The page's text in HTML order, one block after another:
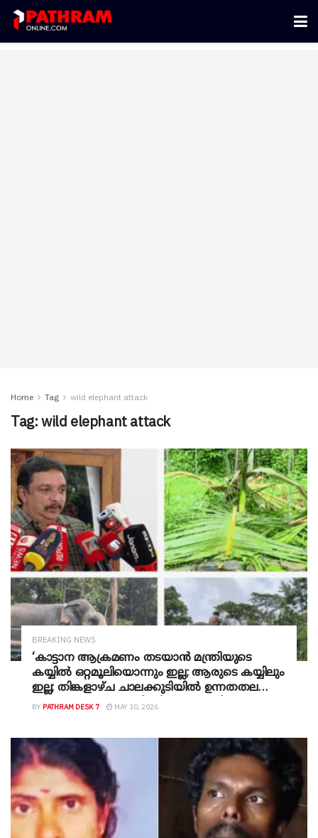
Home Tag wild elephant attack
Tag:wild elephant attack
BREAKING NEWS
‘കാട്ടാന ആക്രമണം തടയാൻ മന്ത്രിയുടെ
കയ്യിൽ ഒറ്റമൂലിയൊന്നും ഇല്ല; ആരുടെ കയ്യിലും
ഇല്ല; തിങ്കളാഴ്ച ചാലക്കുടിയിൽ ഉന്നതതല
യോഗം ചേരും‘-മന്ത്രി ഷിബു ബേബി ജോണ്‍
BY PATHRAM DESK 7 MAY 30, 2026